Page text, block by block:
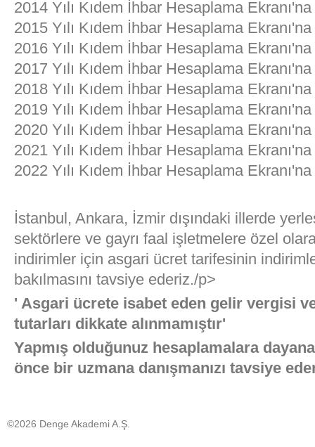
2014 Yılı Kıdem İhbar Hesaplama
2015 Yılı Kıdem İhbar Hesaplama
2016 Yılı Kıdem İhbar Hesaplama
2017 Yılı Kıdem İhbar Hesaplama
2018 Yılı Kıdem İhbar Hesaplama
2019 Yılı Kıdem İhbar Hesaplama
2020 Yılı Kıdem İhbar Hesaplama
2021 Yılı Kıdem İhbar Hesaplama
2022 Yılı Kıdem İhbar Hesaplama
İstanbul, Ankara, İzmir dışındaki illerde
sektörlere ve gayrı faal işletmelere özel
indirimler için asgari ücret tarifesinin
bakılmasını tavsiye ederiz./p>
' Asgari ücrete isabet eden gelir vergisi
tutarları dikkate alınmamıştır'
Yapmış olduğunuz hesaplamalara
önce bir uzmana danışmanızı tavsiye
©2026 Denge Akademi A.Ş.